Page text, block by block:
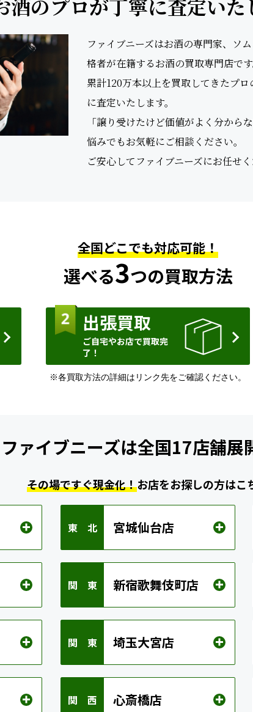
酒のプロが丁寧に査定いた
ファイブニーズはお酒の専門家、ソ
格者が在籍するお酒の買取専門店です
累計120万本以上を買取してきたプ
に査定いたします。
「譲り受けたけど価値がよく分から
悩みでもお気軽にご相談ください。
ご安心してファイブニーズにお任せく
全国どこでも対応可能！
選べる3つの買取方法
出張買取
ご自宅やお店で買取完
了！
※各買取方法の詳細はリンク先をご確認ください。
ファイブニーズは全国17店舗展
その場ですぐ現金化！お店をお探しの方はこ
東 北 宮城仙台店
関 東 新宿歌舞伎町店
関 東 埼玉大宮店
関 西 心斎橋店